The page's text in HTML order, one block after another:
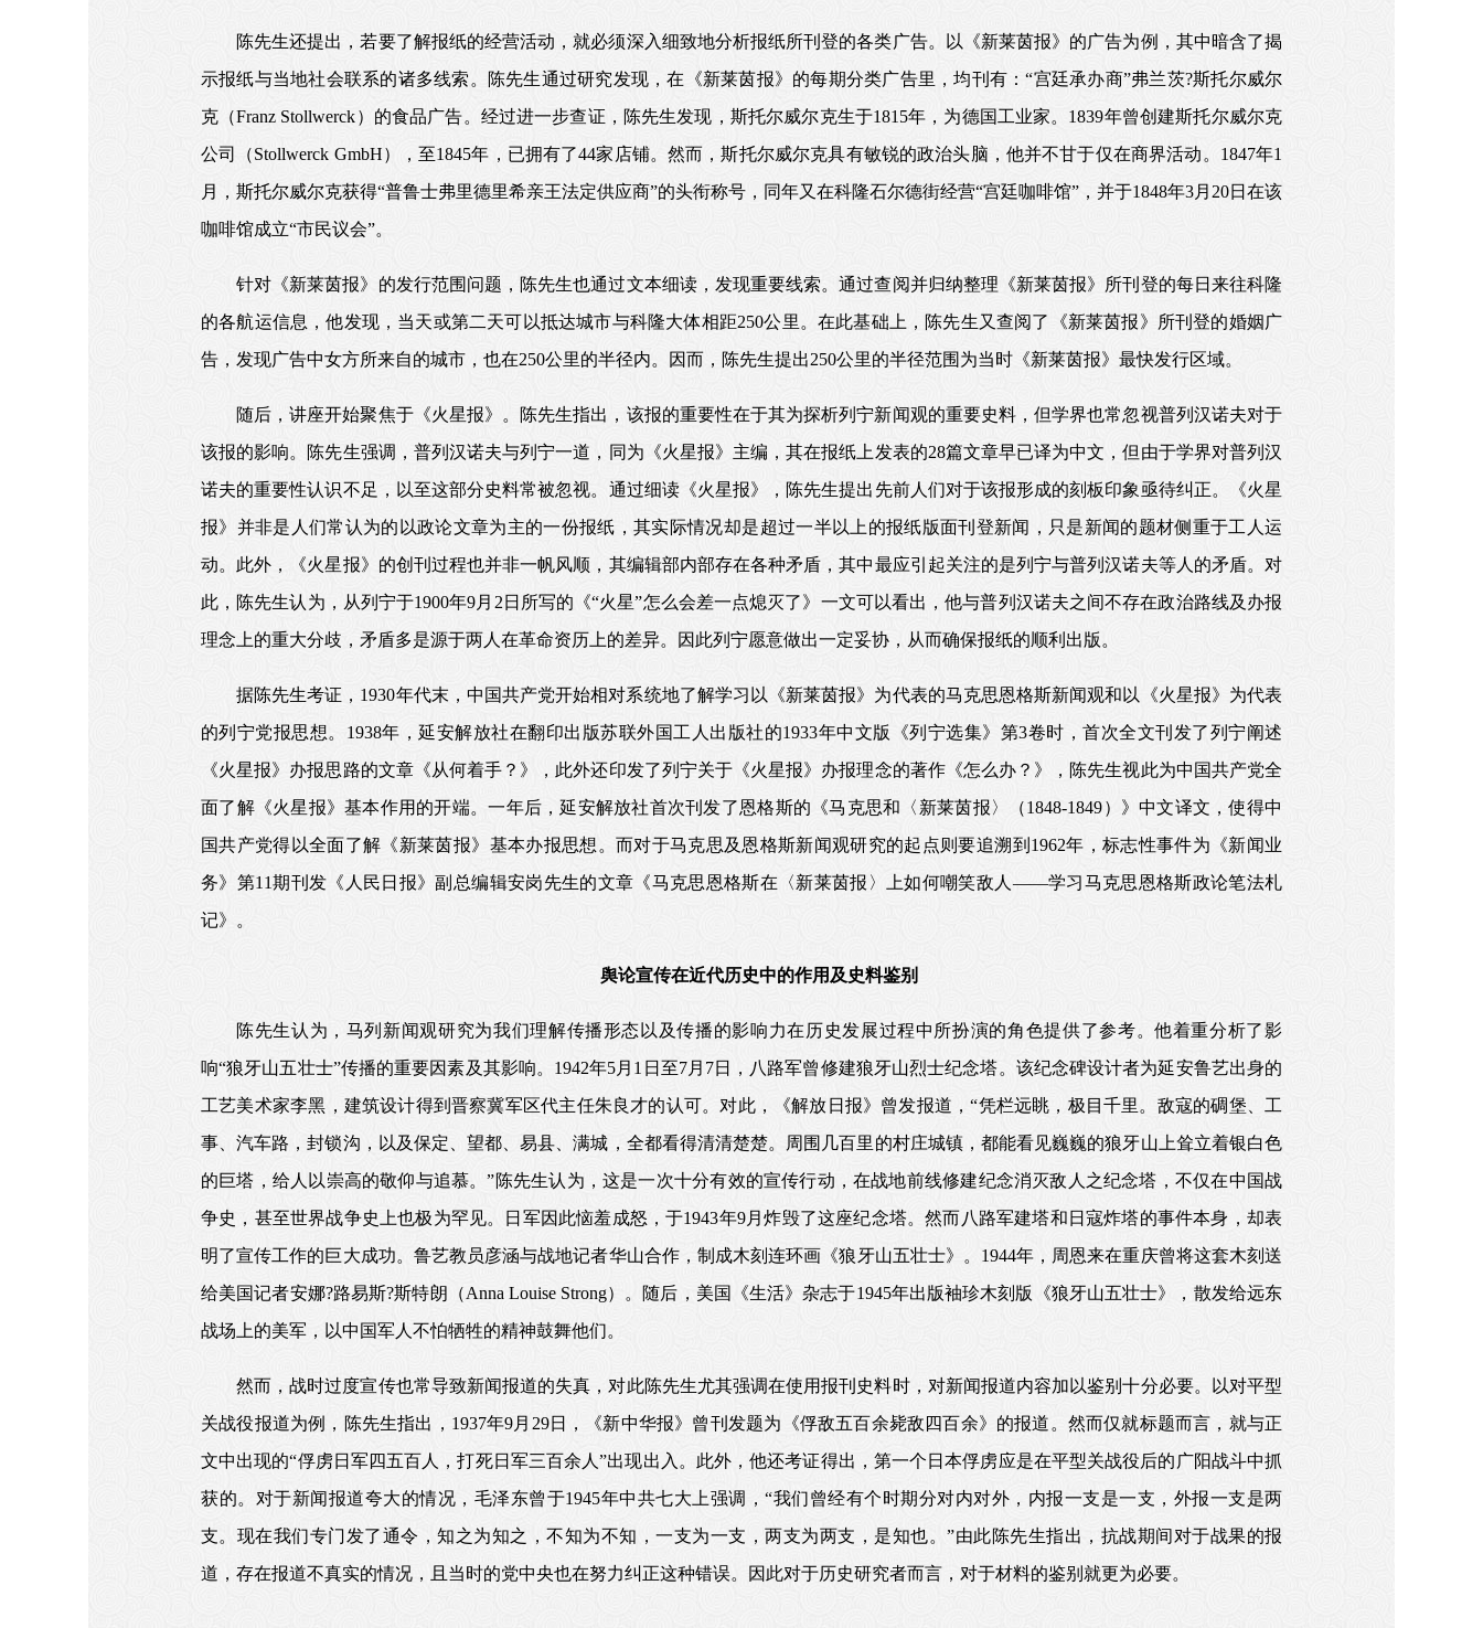
陈先生还提出，若要了解报纸的经营活动，就必须深入细致地分析报纸所刊登的各类广告。以《新莱茵报》的广告为例，其中暗含了揭
示报纸与当地社会联系的诸多线索。陈先生通过研究发现，在《新莱茵报》的每期分类广告里，均刊有：“宫廷承办商”弗兰茨?斯托尔威尔
克（Franz Stollwerck）的食品广告。经过进一步查证，陈先生发现，斯托尔威尔克生于1815年，为德国工业家。1839年曾创建斯托尔威尔克
公司（Stollwerck GmbH），至1845年，已拥有了44家店铺。然而，斯托尔威尔克具有敏锐的政治头脑，他并不甘于仅在商界活动。1847年1
月，斯托尔威尔克获得“普鲁士弗里德里希亲王法定供应商”的头衔称号，同年又在科隆石尔德街经营“宫廷咖啡馆”，并于1848年3月20日在该
咖啡馆成立“市民议会”。
针对《新莱茵报》的发行范围问题，陈先生也通过文本细读，发现重要线索。通过查阅并归纳整理《新莱茵报》所刊登的每日来往科隆
的各航运信息，他发现，当天或第二天可以抵达城市与科隆大体相距250公里。在此基础上，陈先生又查阅了《新莱茵报》所刊登的婚姻广
告，发现广告中女方所来自的城市，也在250公里的半径内。因而，陈先生提出250公里的半径范围为当时《新莱茵报》最快发行区域。
随后，讲座开始聚焦于《火星报》。陈先生指出，该报的重要性在于其为探析列宁新闻观的重要史料，但学界也常忽视普列汉诺夫对于
该报的影响。陈先生强调，普列汉诺夫与列宁一道，同为《火星报》主编，其在报纸上发表的28篇文章早已译为中文，但由于学界对普列汉
诺夫的重要性认识不足，以至这部分史料常被忽视。通过细读《火星报》，陈先生提出先前人们对于该报形成的刻板印象亟待纠正。《火星
报》并非是人们常认为的以政论文章为主的一份报纸，其实际情况却是超过一半以上的报纸版面刊登新闻，只是新闻的题材侧重于工人运
动。此外，《火星报》的创刊过程也并非一帆风顺，其编辑部内部存在各种矛盾，其中最应引起关注的是列宁与普列汉诺夫等人的矛盾。对
此，陈先生认为，从列宁于1900年9月2日所写的《“火星”怎么会差一点熄灭了》一文可以看出，他与普列汉诺夫之间不存在政治路线及办报
理念上的重大分歧，矛盾多是源于两人在革命资历上的差异。因此列宁愿意做出一定妥协，从而确保报纸的顺利出版。
据陈先生考证，1930年代末，中国共产党开始相对系统地了解学习以《新莱茵报》为代表的马克思恩格斯新闻观和以《火星报》为代表
的列宁党报思想。1938年，延安解放社在翻印出版苏联外国工人出版社的1933年中文版《列宁选集》第3卷时，首次全文刊发了列宁阐述
《火星报》办报思路的文章《从何着手？》，此外还印发了列宁关于《火星报》办报理念的著作《怎么办？》，陈先生视此为中国共产党全
面了解《火星报》基本作用的开端。一年后，延安解放社首次刊发了恩格斯的《马克思和〈新莱茵报〉（1848-1849）》中文译文，使得中
国共产党得以全面了解《新莱茵报》基本办报思想。而对于马克思及恩格斯新闻观研究的起点则要追溯到1962年，标志性事件为《新闻业
务》第11期刊发《人民日报》副总编辑安岗先生的文章《马克思恩格斯在〈新莱茵报〉上如何嘲笑敌人——学习马克思恩格斯政论笔法札
记》。
舆论宣传在近代历史中的作用及史料鉴别
陈先生认为，马列新闻观研究为我们理解传播形态以及传播的影响力在历史发展过程中所扮演的角色提供了参考。他着重分析了影
响“狼牙山五壮士”传播的重要因素及其影响。1942年5月1日至7月7日，八路军曾修建狼牙山烈士纪念塔。该纪念碑设计者为延安鲁艺出身的
工艺美术家李黑，建筑设计得到晋察冀军区代主任朱良才的认可。对此，《解放日报》曾发报道，“凭栏远眺，极目千里。敌寇的碉堡、工
事、汽车路，封锁沟，以及保定、望都、易县、满城，全都看得清清楚楚。周围几百里的村庄城镇，都能看见巍巍的狼牙山上耸立着银白色
的巨塔，给人以崇高的敬仰与追慕。”陈先生认为，这是一次十分有效的宣传行动，在战地前线修建纪念消灭敌人之纪念塔，不仅在中国战
争史，甚至世界战争史上也极为罕见。日军因此恼羞成怒，于1943年9月炸毁了这座纪念塔。然而八路军建塔和日寇炸塔的事件本身，却表
明了宣传工作的巨大成功。鲁艺教员彦涵与战地记者华山合作，制成木刻连环画《狼牙山五壮士》。1944年，周恩来在重庆曾将这套木刻送
给美国记者安娜?路易斯?斯特朗（Anna Louise Strong）。随后，美国《生活》杂志于1945年出版袖珍木刻版《狼牙山五壮士》，散发给远东
战场上的美军，以中国军人不怕牺牲的精神鼓舞他们。
然而，战时过度宣传也常导致新闻报道的失真，对此陈先生尤其强调在使用报刊史料时，对新闻报道内容加以鉴别十分必要。以对平型
关战役报道为例，陈先生指出，1937年9月29日，《新中华报》曾刊发题为《俘敌五百余毙敌四百余》的报道。然而仅就标题而言，就与正
文中出现的“俘虏日军四五百人，打死日军三百余人”出现出入。此外，他还考证得出，第一个日本俘虏应是在平型关战役后的广阳战斗中抓
获的。对于新闻报道夸大的情况，毛泽东曾于1945年中共七大上强调，“我们曾经有个时期分对内对外，内报一支是一支，外报一支是两
支。现在我们专门发了通令，知之为知之，不知为不知，一支为一支，两支为两支，是知也。”由此陈先生指出，抗战期间对于战果的报
道，存在报道不真实的情况，且当时的党中央也在努力纠正这种错误。因此对于历史研究者而言，对于材料的鉴别就更为必要。